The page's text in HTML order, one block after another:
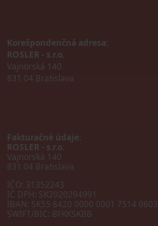
Korešpondenčná adresa:
ROSLER - s.r.o.
Vajnorská 140
831 04 Bratislava
Fakturačné údaje:
ROSLER - s.r.o.
Vajnorská 140
831 04 Bratislava
IČO: 31352243
IČ DPH: SK2020294991
IBAN: SK55 8420 0000 0001 7514 0603
SWIFT/BIC: BFKKSKBB